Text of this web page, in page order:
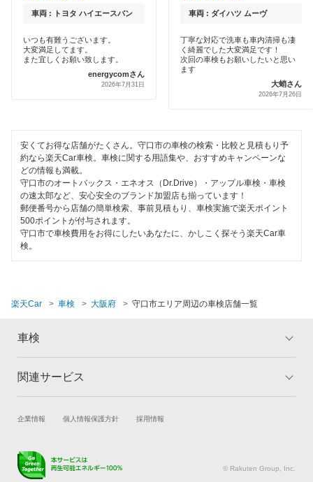
柏原市
交野市
四條畷市
吹田市
摂津市
泉南郡
泉北郡
大東市
豊中市
豊能郡
富田林市
土日祝OK
輸入車OK
ハイブリッド車OK
EV車OK
120分以内の車検
1級整備士在籍
コンピューター診断
閉じる
チャレンジ車検
出光リテール車検
車検のコバック
GTNET×カフェ車検
キグナス車検
上原B-cle車検
ホリデー車検
マッハ車検
トヨタディーラー
安心WE！車検
車両 : トヨタ ハイエースバン
いつも有難うございます。
大変満足してます。
また宜しくお願い致します。
energycomさん
2026年7月31日
車両 : ダイハツ ムーヴ
丁寧な対応で洗車も車内清掃も凄
く綺麗でした大変満足です！
次回の車検もお願いしたいと思い
ます
大蛸さん
2026年7月26日
安くてお得な店舗がたくさん。守口市の車検の検索・比較と見積もり予
約なら楽天Car車検。車検に関する用語集や、おすすめキャンペーンな
どの情報も満載。
守口市のオートバックス・エネオス（Dr.Drive）・アップル車検・車検
の速太郎など、安心安全のブランド加盟店も揃っています！
郵便番号から店舗の簡単検索、事前見積もり、車検実施で楽天ポイント
500ポイントが付与されます。
守口市で車検費用をお得にしたいあなたに、かしこく探そう楽天Car車
検。
楽天Car 車検 大阪府 守口市エリア周辺の車検店舗一覧
車検
トップ
車検の基礎知識 キャンペーン一覧
関連サービス
試乗・商談 新車購入
キズ修理予約
企業情報 個人情報保護方針 採用情報
© Rakuten Group, Inc.